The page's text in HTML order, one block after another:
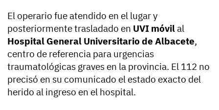
El operario fue atendido en el lugar y
posteriormente trasladado en UVI móvilal
Hospital General Universitario de Albacete,
centro de referencia para urgencias
traumatológicas graves en la provincia. El 112 no
precisó en su comunicado el estado exacto del
herido al ingreso en el hospital.